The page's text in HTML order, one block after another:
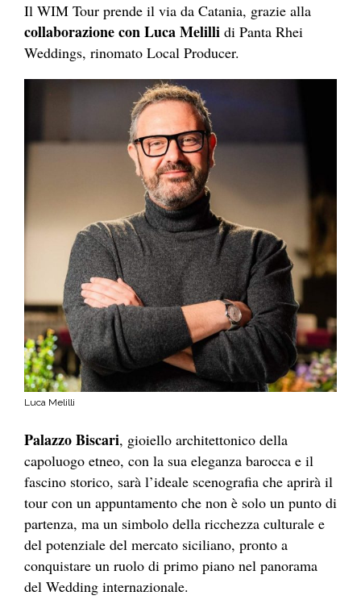
Il WIM Tour prende il via da Catania, grazie alla
collaborazione con Luca Melilli di Panta Rhei
Weddings, rinomato Local Producer.
Luca Melilli
Palazzo Biscari, gioiello architettonico della
capoluogo etneo, con la sua eleganza barocca e il
fascino storico, sarà l’ideale scenografia che aprirà il
tour con un appuntamento che non è solo un punto di
partenza, ma un simbolo della ricchezza culturale e
del potenziale del mercato siciliano, pronto a
conquistare un ruolo di primo piano nel panorama
del Wedding internazionale.